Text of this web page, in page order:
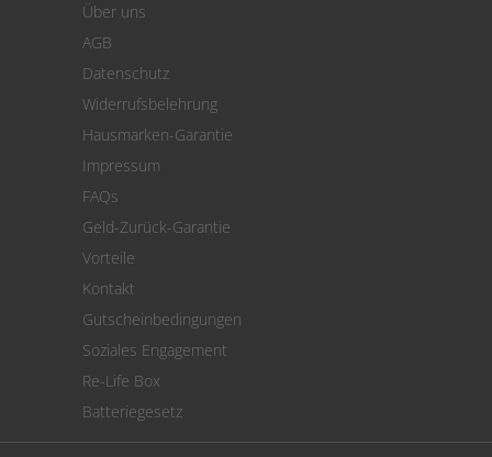
Cookie Einstellungen
Über uns
AGB
Datenschutz
Widerrufsbelehrung
Hausmarken-Garantie
Impressum
FAQs
Geld-Zurück-Garantie
Vorteile
Kontakt
Gutscheinbedingungen
Soziales Engagement
Re-Life Box
Batteriegesetz